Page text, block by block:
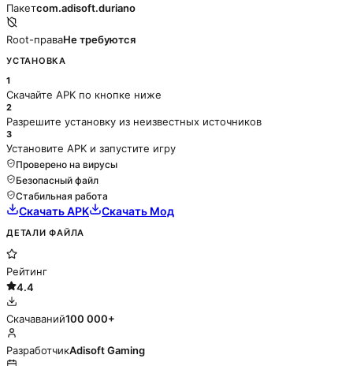
Пакетcom.adisoft.duriano
Root-праваНе требуются
УСТАНОВКА
1
Скачайте APK по кнопке ниже
2
Разрешите установку из неизвестных источников
3
Установите APK и запустите игру
Проверено на вирусы
Безопасный файл
Стабильная работа
Скачать APK Скачать Мод
ДЕТАЛИ ФАЙЛА
Рейтинг
4.4
Скачаваний100 000+
РазработчикAdisoft Gaming